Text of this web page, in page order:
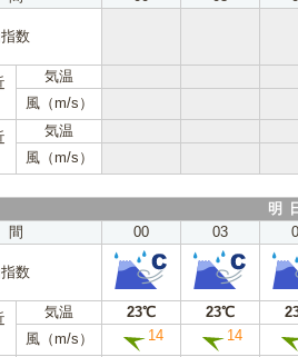
数
気温
風（m/s）
気温
風（m/s）
明
間
00 03
数
気温 23℃ 23℃
風（m/s）
14 14